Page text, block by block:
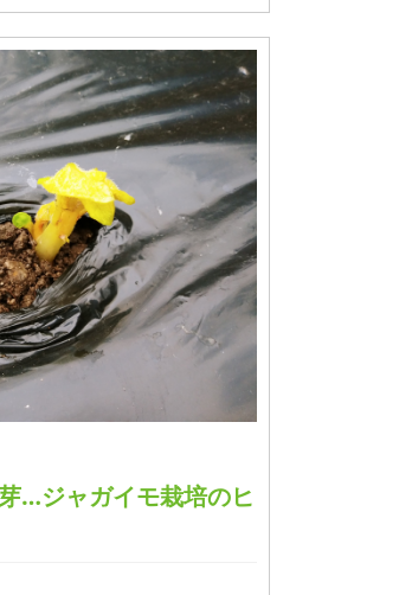
…ジャガイモ栽培のヒ